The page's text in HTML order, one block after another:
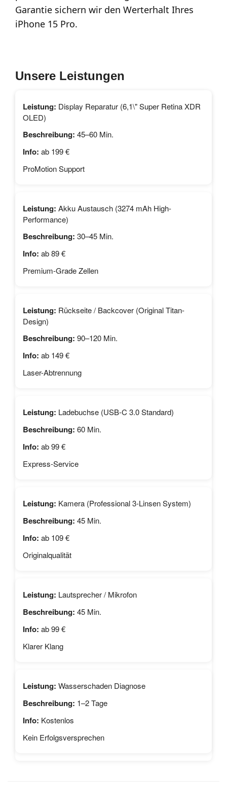
Garantie sichern wir den Werterhalt Ihres
iPhone 15 Pro.
Unsere Leistungen
Display Reparatur (6,1\" Super Retina XDR
OLED)
45–60 Min.
ab 199 €
ProMotion Support
Akku Austausch (3274 mAh High-
Performance)
30–45 Min.
ab 89 €
Premium-Grade Zellen
Rückseite / Backcover (Original Titan-
Design)
90–120 Min.
ab 149 €
Laser-Abtrennung
Ladebuchse (USB-C 3.0 Standard)
60 Min.
ab 99 €
Express-Service
Kamera (Professional 3-Linsen System)
45 Min.
ab 109 €
Originalqualität
Lautsprecher / Mikrofon
45 Min.
ab 99 €
Klarer Klang
Wasserschaden Diagnose
1–2 Tage
Kostenlos
Kein Erfolgsversprechen